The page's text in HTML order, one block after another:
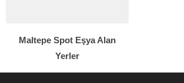
Maltepe Spot Eşya Alan
Yerler